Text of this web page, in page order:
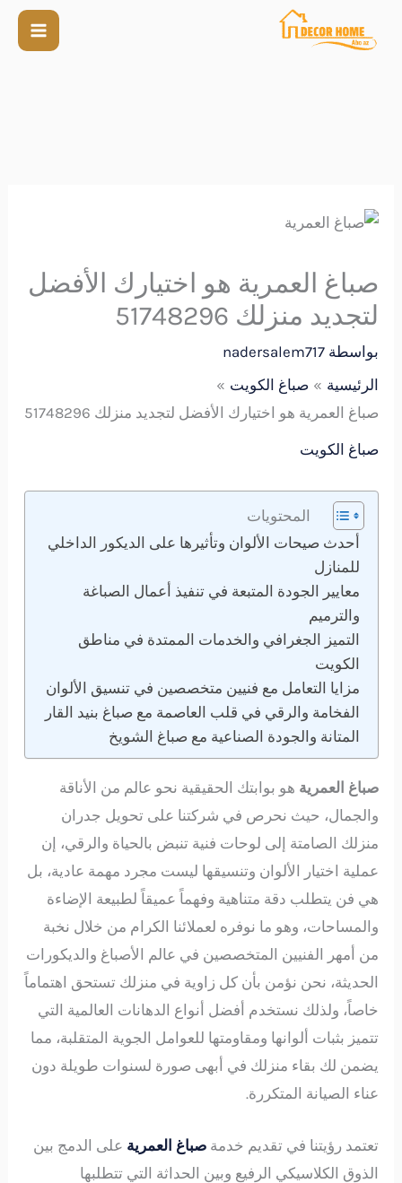
صباغ العمرية هو اختيارك الأفضل
لتجديد منزلك 51748296
بواسطة nadersalem717
الرئيسية
صباغ الكويت
صباغ العمرية هو اختيارك الأفضل لتجديد منزلك 51748296
صباغ الكويت
المحتويات
أحدث صيحات الألوان وتأثيرها على الديكور الداخلي
للمنازل
معايير الجودة المتبعة في تنفيذ أعمال الصباغة
والترميم
التميز الجغرافي والخدمات الممتدة في مناطق
الكويت
مزايا التعامل مع فنيين متخصصين في تنسيق الألوان
الفخامة والرقي في قلب العاصمة مع صباغ بنيد القار
المتانة والجودة الصناعية مع صباغ الشويخ
صباغ العمرية هو بوابتك الحقيقية نحو عالم من الأناقة
والجمال، حيث نحرص في شركتنا على تحويل جدران
منزلك الصامتة إلى لوحات فنية تنبض بالحياة والرقي، إن
عملية اختيار الألوان وتنسيقها ليست مجرد مهمة عادية، بل
هي فن يتطلب دقة متناهية وفهماً عميقاً لطبيعة الإضاءة
والمساحات، وهو ما نوفره لعملائنا الكرام من خلال نخبة
من أمهر الفنيين المتخصصين في عالم الأصباغ والديكورات
الحديثة، نحن نؤمن بأن كل زاوية في منزلك تستحق اهتماماً
خاصاً، ولذلك نستخدم أفضل أنواع الدهانات العالمية التي
تتميز بثبات ألوانها ومقاومتها للعوامل الجوية المتقلبة، مما
يضمن لك بقاء منزلك في أبهى صورة لسنوات طويلة دون
عناء الصيانة المتكررة.
تعتمد رؤيتنا في تقديم خدمةصباغ العمرية على الدمج بين
الذوق الكلاسيكي الرفيع وبين الحداثة التي تتطلبها